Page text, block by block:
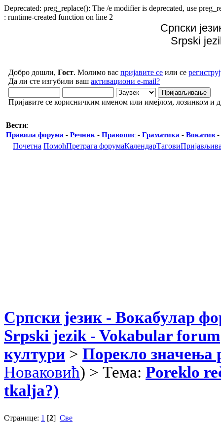
Deprecated: preg_replace(): The /e modifier is deprecated, use
: runtime-created function on line 2
Српски
Srpski
Добро дошли, Гост. Молимо вас пријавите се или се
Да ли сте изгубили ваш активациони e-mail?
Пријавите се корисничким именом или имејлом, лозинком и
Вести:
Правила форума - Речник - Правопис - Граматика - Вокатив -
Почетна ПомоћПретрага форумаКалендарТагови
Српски језик - Вокабулар
Srpski jezik - Vokabular forum
култури > Порекло значења
Новаковић) > Тема: Poreklo
tkalja?)
Странице: 1 [2] Све